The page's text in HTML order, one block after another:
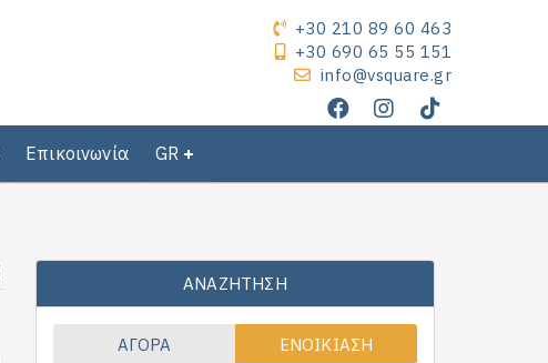
+30 210 89 60 463
+30 690 65 55 151
info@vsquare.gr
Επικοινωνία GR
ΑΝΑΖΉΤΗΣΗ
ΑΓΟΡΆ ΕΝΟΙΚΊΑΣΗ